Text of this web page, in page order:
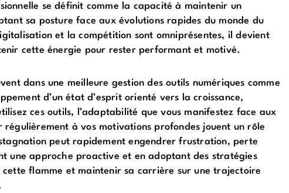
se définit comme la capacité à maintenir un
sa posture face aux évolutions rapides du monde du
et la compétition sont omniprésentes, il devient
cette énergie pour rester performant et motivé.
dans une meilleure gestion des outils numériques comme
d’un état d’esprit orienté vers la croissance,
ces outils, l’adaptabilité que vous manifestez face aux
à vos motivations profondes jouent un rôle
peut rapidement engendrer frustration, perte
une approche proactive et en adoptant des stratégies
flamme et maintenir sa carrière sur une trajectoire